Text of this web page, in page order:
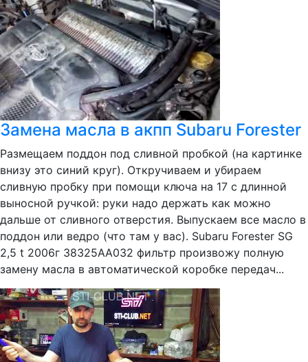
Замена масла в акпп Subaru Forester
Размещаем поддон под сливной пробкой (на картинке
внизу это синий круг). Откручиваем и убираем
сливную пробку при помощи ключа на 17 с длинной
выносной ручкой: руки надо держать как можно
дальше от сливного отверстия. Выпускаем все масло в
поддон или ведро (что там у вас). Subaru Forester SG
2,5 t 2006г 38325AA032 фильтр произвожу полную
замену масла в автоматической коробке передач...